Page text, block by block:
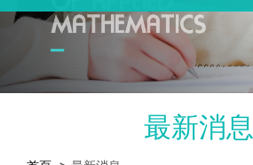
最新消息